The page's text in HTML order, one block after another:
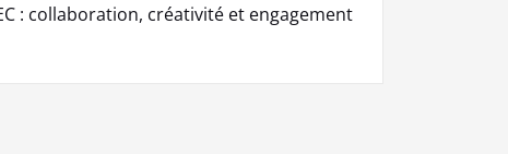
: collaboration, créativité et engagement